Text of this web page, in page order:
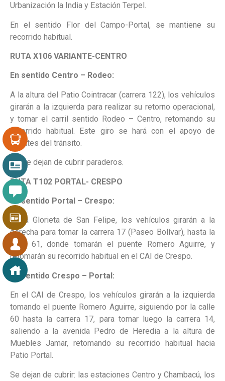
Urbanización la India y Estación Terpel.
En el sentido Flor del Campo-Portal, se mantiene su
recorrido habitual.
RUTA X106 VARIANTE-CENTRO
En sentido Centro – Rodeo:
A la altura del Patio Cointracar (carrera 122), los vehículos
girarán a la izquierda para realizar su retorno operacional,
y tomar el carril sentido Rodeo – Centro, retomando su
recorrido habitual. Este giro se hará con el apoyo de
agentes del tránsito.
No se dejan de cubrir paraderos.
RUTA T102 PORTAL- CRESPO
En sentido Portal – Crespo:
En la Glorieta de San Felipe, los vehículos girarán a la
derecha para tomar la carrera 17 (Paseo Bolívar), hasta la
calle 61, donde tomarán el puente Romero Aguirre, y
retomarán su recorrido habitual en el CAI de Crespo.
En sentido Crespo – Portal:
En el CAI de Crespo, los vehículos girarán a la izquierda
tomando el puente Romero Aguirre, siguiendo por la calle
60 hasta la carrera 17, para tomar luego la carrera 14,
saliendo a la avenida Pedro de Heredia a la altura de
Muebles Jamar, retomando su recorrido habitual hacia
Patio Portal.
Se dejan de cubrir: las estaciones Centro y Chambacú, los